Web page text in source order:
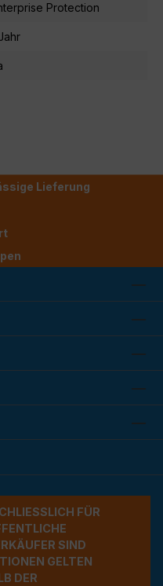
Protection
Lieferung
FÜR G
A
SIND A
GELTEN A
BU